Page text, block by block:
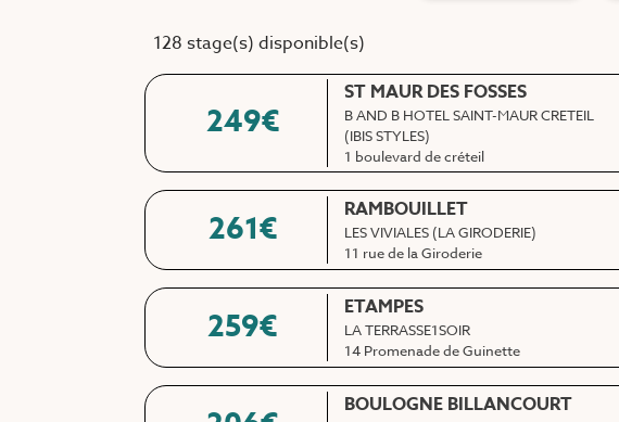
128 stage(s) disponible(s)
249€
ST MAUR DES FOSSES
B AND B HOTEL SAINT-MAUR CRETEIL
(IBIS STYLES)
1 boulevard de créteil
261€ RAMBOUILLET
LES VIVIALES (LA GIRODERIE)
11 rue de la Giroderie
259€ ETAMPES
LA TERRASSE1SOIR
14 Promenade de Guinette
BOULOGNE BILLANCOURT